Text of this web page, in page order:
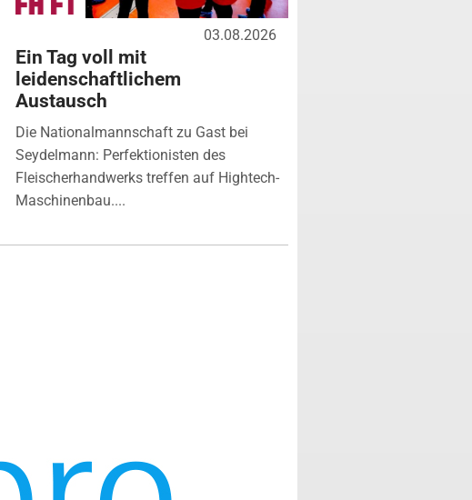
03.08.2026
Ein Tag voll mit
leidenschaftlichem
Austausch
Die Nationalmannschaft zu Gast bei
Seydelmann: Perfektionisten des
Fleischerhandwerks treffen auf Hightech-
Maschinenbau....